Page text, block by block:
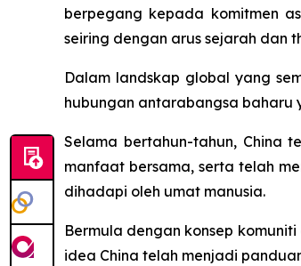
berpegang kepada komitmen
seiring dengan arus sejarah dan
Dalam landskap global yang
hubungan antarabangsa baharu
Selama bertahun-tahun, China
manfaat bersama, serta telah
dihadapi oleh umat manusia.
Bermula dengan konsep
idea China telah menjadi